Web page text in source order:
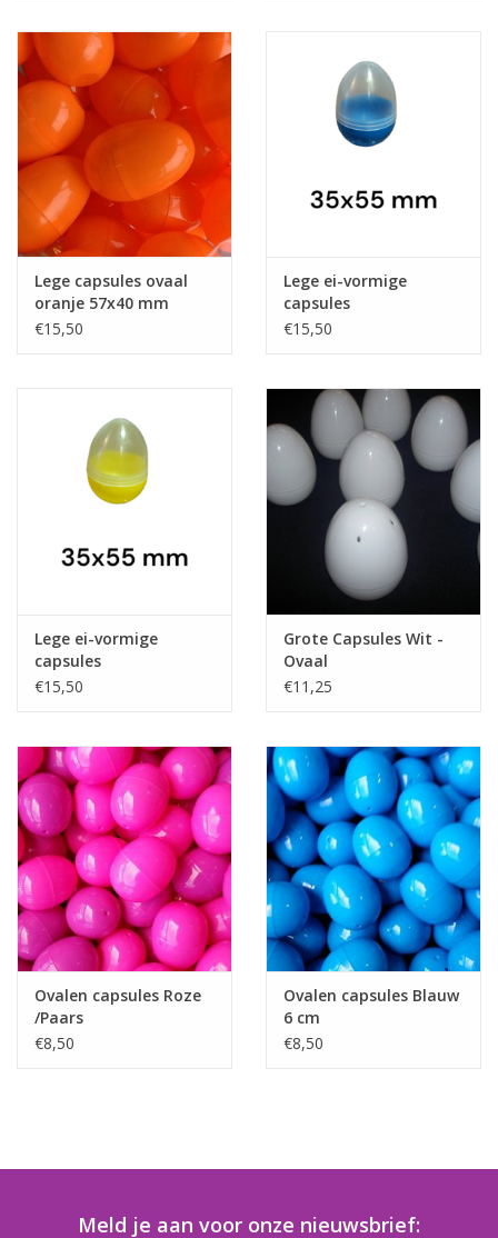
Snoep / kauwgomballen
Lege capsules ovaal
oranje 57x40 mm
€15,50
Lege ei-vormige
capsules
blauw/transparant
€15,50
Lege ei-vormige
capsules
geel/transparant
€15,50
Grote Capsules Wit -
Ovaal
€11,25
Ovalen capsules Roze
/Paars
€8,50
Ovalen capsules Blauw
6 cm
€8,50
Meld je aan voor onze nieuwsbrief: